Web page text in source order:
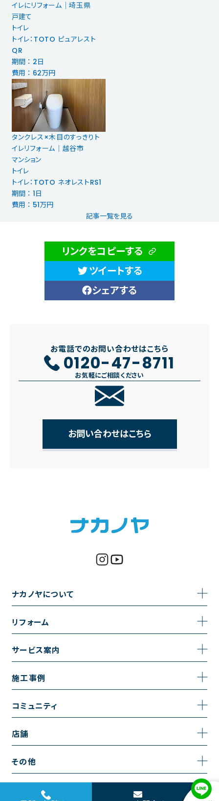
イレにリフォーム｜埼玉県
戸建て
トイレ
トイレ：TOTO ピュアレスト
QR
期間 ： 2日
費用 ： 62万円
タンクレス×木目のすっきりト
イレリフォーム｜越谷市
マンション
トイレ
トイレ：TOTO ネオレストRS1
期間 ： 1日
費用 ： 51万円
記事一覧を見る
リンクをコピーする
ツイートする
シェアする
お電話でのお問い合わせはこちら
0120-47-8711
お気軽にご相談ください
お問い合わせはこちら
ナカノヤについて
事業内容
採用情報
リフォーム
トイレのリフォーム
キッチンのリフォーム
リノベーション
内装のリフォーム
水回りのリフォーム
サービス案内
サービスの流れ
施工事例
施工事例一覧
お風呂の施工事例
洗面の施工事例
コミュニティ
コミュニティ
お知らせ
店舗
越谷店
その他
お問い合わせ